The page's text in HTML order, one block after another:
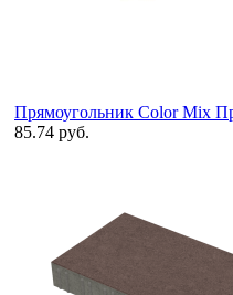
Прямоугольник Color Mix
85.74 руб.